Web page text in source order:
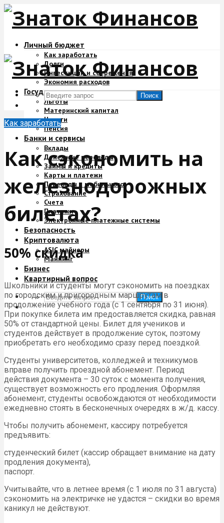
Личный бюджет
Как заработать
Долги
Инвестиции и сбережения
Экономия расходов
Государство и деньги
Льготы
Материнский капитал
Налоги
Пенсия
Банки и сервисы
Вклады
Денежные переводы
Займы и кредиты
Карты и платежи
Переводы с мобильного
Страхование
Счета
Платежи
Электронные платежные системы
Безопасность
Криптовалюта
ASIC майнеры
Майнинг
Бизнес
Квартирный вопрос
Поиск
Поиск
Как заработать
Как сэкономить на
железнодорожных
билетах?
50% скидка
Школьники и студенты могут сэкономить на поездках
по городским и пригородным маршрутам в
продолжение учебного года (с 1 сентября по 31 июня).
При покупке билета им предоставляется скидка, равная
50% от стандартной цены. Билет для учеников и
студентов действует в продолжение суток, поэтому
приобретать его необходимо сразу перед поездкой.
Студенты университетов, колледжей и техникумов
вправе получить проездной абонемент. Период
действия документа – 30 суток с момента получения,
существует возможность его продления. Оформляя
абонемент, студенты освобождаются от необходимости
ежедневно стоять в бесконечных очередях в ж/д. кассу.
Чтобы получить абонемент, кассиру потребуется
предъявить:
студенческий билет (кассир обращает внимание на дату
продления документа),
паспорт.
Учитывайте, что в летнее время (с 1 июля по 31 августа)
сэкономить на электричке не удастся – скидки во время
каникул не действуют.